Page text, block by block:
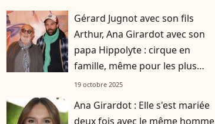
Gérard Jugnot avec son fils
Arthur, Ana Girardot avec son
papa Hippolyte : cirque en
famille, même pour les plus
grands !
19 octobre 2025
Ana Girardot : Elle s'est mariée
deux fois avec le même homme